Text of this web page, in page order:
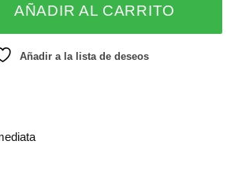
AÑADIR AL CARRITO
Añadir a la lista de deseos